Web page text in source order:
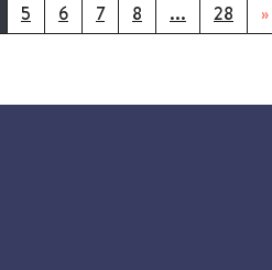
5 6 7 8 ... 28 »